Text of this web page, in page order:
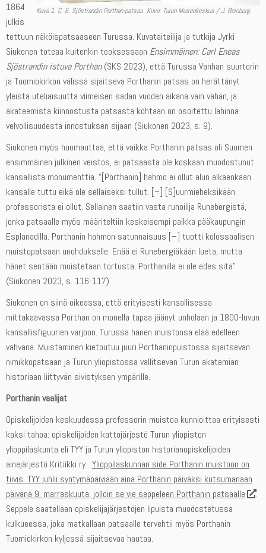
Kuva 1. C. E. Sjöstrandin Porthan-patsas. Kuva: Turun Museokeskus / J. Reinberg.
1864
julkis
tettuun näköispatsaaseen Turussa. Kuvataiteilija ja tutkija Jyrki
Siukonen toteaa kuitenkin teoksessaan Ensimmäinen: Carl Eneas
Sjöstrandin istuva Porthan(SKS 2023), että Turussa Vanhan suurtorin
ja Tuomiokirkon välissä sijaitseva Porthanin patsas on herättänyt
yleistä uteliaisuutta viimeisen sadan vuoden aikana vain vähän, ja
akateemista kiinnostusta patsasta kohtaan on osoitettu lähinnä
velvollisuudesta innostuksen sijaan (Siukonen 2023, s. 9).
Siukonen myös huomauttaa, että vaikka Porthanin patsas oli Suomen
ensimmäinen julkinen veistos, ei patsaasta ole koskaan muodostunut
kansallista monumenttia. “[Porthanin] hahmo ei ollut alun alkaenkaan
kansalle tuttu eikä ole sellaiseksi tullut. [–] [S]uurmieheksikään
professorista ei ollut. Sellainen saatiin vasta runoilija Runebergistä,
jonka patsaalle myös määriteltiin keskeisempi paikka pääkaupungin
Esplanadilla. Porthanin hahmon satunnaisuus [–] tuotti kolossaalisen
muistopatsaan unohdukselle. Enää ei Runebergiäkään lueta, mutta
hänet sentään muistetaan tortusta. Porthanilla ei ole edes sitä”
(Siukonen 2023, s. 116-117).
Siukonen on siinä oikeassa, että erityisesti kansallisessa
mittakaavassa Porthan on monella tapaa jäänyt unholaan ja 1800-luvun
kansallisfiguurien varjoon. Turussa hänen muistonsa elää edelleen
vahvana. Muistaminen kietoutuu juuri Porthaninpuistossa sijaitsevan
nimikkopatsaan ja Turun yliopistossa vallitsevan Turun akatemian
historiaan liittyvän sivistyksen ympärille.
Porthanin vaalijat
Opiskelijoiden keskuudessa professorin muistoa kunnioittaa erityisesti
kaksi tahoa: opiskelijoiden kattojärjestö Turun yliopiston
ylioppilaskunta eli TYY ja Turun yliopiston historianopiskelijoiden
ainejärjestö Kritiikki ry . Ylioppilaskunnan side Porthanin muistoon on
tiivis. TYY juhlii syntymäpäiviään aina Porthanin päiväksi kutsumanaan
päivänä 9. marraskuuta, jolloin se vie seppeleen Porthanin patsaalle
.
Seppele saatellaan opiskelijajärjestöjen lipuista muodostetussa
kulkueessa, joka matkallaan patsaalle tervehtii myös Porthanin
Tuomiokirkon kyljessä sijaitsevaa hautaa.